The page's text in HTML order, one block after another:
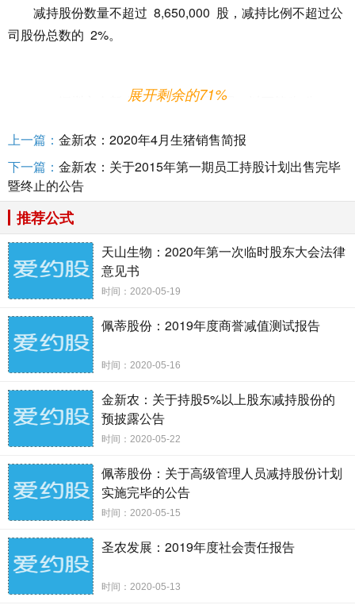
减持股份数量不超过 8,650,000 股，减持比例不超过公
司股份总数的 2%。
深圳市金新农科技股份有限公司（以下简称“公
月 7 日收到公司持股 5%以上股东舟山大成欣农股权投
资合伙企业（有限合伙）
《关于减持股份计划的告知函》，现将有关情况公告如
下：
一、股东的基本情况
股东名称 股东身份 持有
公司股份数量（股） 占公司总股本比例
舟山大成欣农股权投资合伙企业 持股 5%以上股东
54,356,576 12.56%
（有限合伙）
二、本次减持计划的主要内容
1、减持原因：偿还借款、满足自身
2、股份来源：公司首次公开发行前的股份
3、本次拟减持股份数量：拟通过集中竞价交易减持
股份数量不超过
8,650,000 股，减持比例不超过公司股份总数的 2%；
展开剩余的71%
上一篇： 金新农：2020年4月生猪销售简报
下一篇： 金新农：关于2015年第一期员工持股计划出售完毕
暨终止的公告
推荐公式
天山生物：2020年第一次临时股东大会法律
意见书
时间：2020-05-19
佩蒂股份：2019年度商誉减值测试报告
时间：2020-05-16
金新农：关于持股5%以上股东减持股份的
预披露公告
时间：2020-05-22
佩蒂股份：关于高级管理人员减持股份计划
实施完毕的公告
时间：2020-05-15
圣农发展：2019年度社会责任报告
时间：2020-05-13